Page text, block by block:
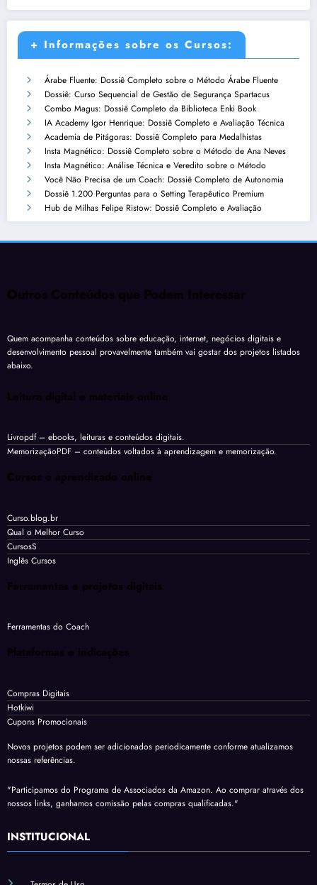
+ Informações sobre os Cursos:
Árabe Fluente: Dossiê Completo sobre o Método Árabe Fluente
Dossiê: Curso Sequencial de Gestão de Segurança Spartacus
Combo Magus: Dossiê Completo da Biblioteca Enki Book
IA Academy Igor Henrique: Dossiê Completo e Avaliação Técnica
Academia de Pitágoras: Dossiê Completo para Medalhistas
Insta Magnético: Dossiê Completo sobre o Método de Ana Neves
Insta Magnético: Análise Técnica e Veredito sobre o Método
Você Não Precisa de um Coach: Dossiê Completo de Autonomia
Dossiê 1.200 Perguntas para o Setting Terapêutico Premium
Hub de Milhas Felipe Ristow: Dossiê Completo e Avaliação
Outros Conteúdos que Podem Interessar
Quem acompanha conteúdos sobre educação, internet, negócios digitais e
desenvolvimento pessoal provavelmente também vai gostar dos projetos listados
abaixo.
Leitura digital e materiais online
Livropdf– ebooks, leituras e conteúdos digitais.
MemorizaçãoPDF – conteúdos voltados à aprendizagem e memorização.
Cursos e aprendizado online
Curso.blog.br
Qual o Melhor Curso
CursosS
Inglês Cursos
Ferramentas e projetos digitais
Ferramentas do Coach
Plataformas e indicações
Compras Digitais
Hotkiwi
Cupons Promocionais
Novos projetos podem ser adicionados periodicamente conforme atualizamos
nossas referências.
"Participamos do Programa de Associados da Amazon. Ao comprar através dos
nossos links, ganhamos comissão pelas compras qualificadas."
INSTITUCIONAL